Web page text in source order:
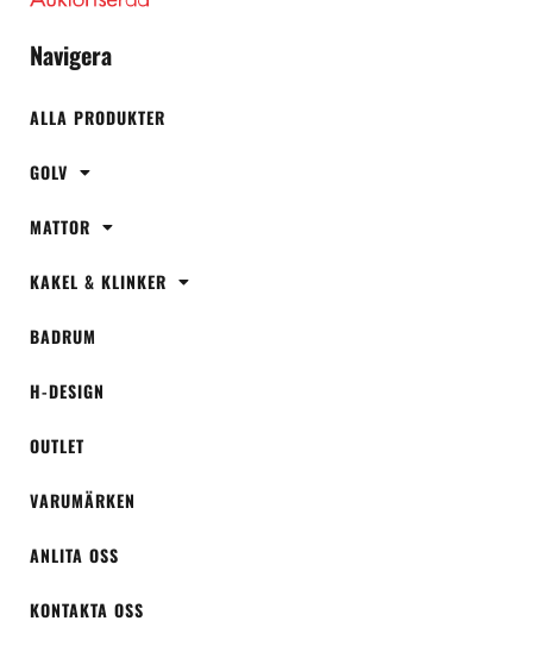
Navigera
ALLA PRODUKTER
GOLV
MATTOR
KAKEL & KLINKER
BADRUM
H-DESIGN
OUTLET
VARUMÄRKEN
ANLITA OSS
KONTAKTA OSS